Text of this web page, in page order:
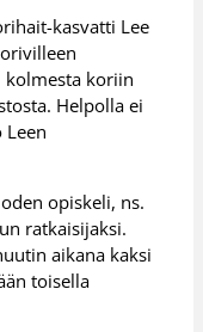
kasvatti Lee
kolmesta koriin
Helpolla ei
opiskeli, ns.
ratkaisijaksi.
aikana kaksi
toisella